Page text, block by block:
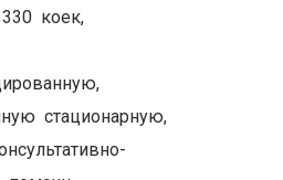
коек,
стационарную,